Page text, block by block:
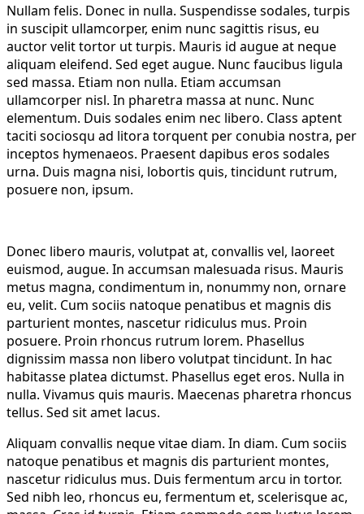
Nullam felis. Donec in nulla. Suspendisse sodales, turpis
in suscipit ullamcorper, enim nunc sagittis risus, eu
auctor velit tortor ut turpis. Mauris id augue at neque
aliquam eleifend. Sed eget augue. Nunc faucibus ligula
sed massa. Etiam non nulla. Etiam accumsan
ullamcorper nisl. In pharetra massa at nunc. Nunc
elementum. Duis sodales enim nec libero. Class aptent
taciti sociosqu ad litora torquent per conubia nostra, per
inceptos hymenaeos. Praesent dapibus eros sodales
urna. Duis magna nisi, lobortis quis, tincidunt rutrum,
posuere non, ipsum.
Donec libero mauris, volutpat at, convallis vel, laoreet
euismod, augue. In accumsan malesuada risus. Mauris
metus magna, condimentum in, nonummy non, ornare
eu, velit. Cum sociis natoque penatibus et magnis dis
parturient montes, nascetur ridiculus mus. Proin
posuere. Proin rhoncus rutrum lorem. Phasellus
dignissim massa non libero volutpat tincidunt. In hac
habitasse platea dictumst. Phasellus eget eros. Nulla in
nulla. Vivamus quis mauris. Maecenas pharetra rhoncus
tellus. Sed sit amet lacus.
Aliquam convallis neque vitae diam. In diam. Cum sociis
natoque penatibus et magnis dis parturient montes,
nascetur ridiculus mus. Duis fermentum arcu in tortor.
Sed nibh leo, rhoncus eu, fermentum et, scelerisque ac,